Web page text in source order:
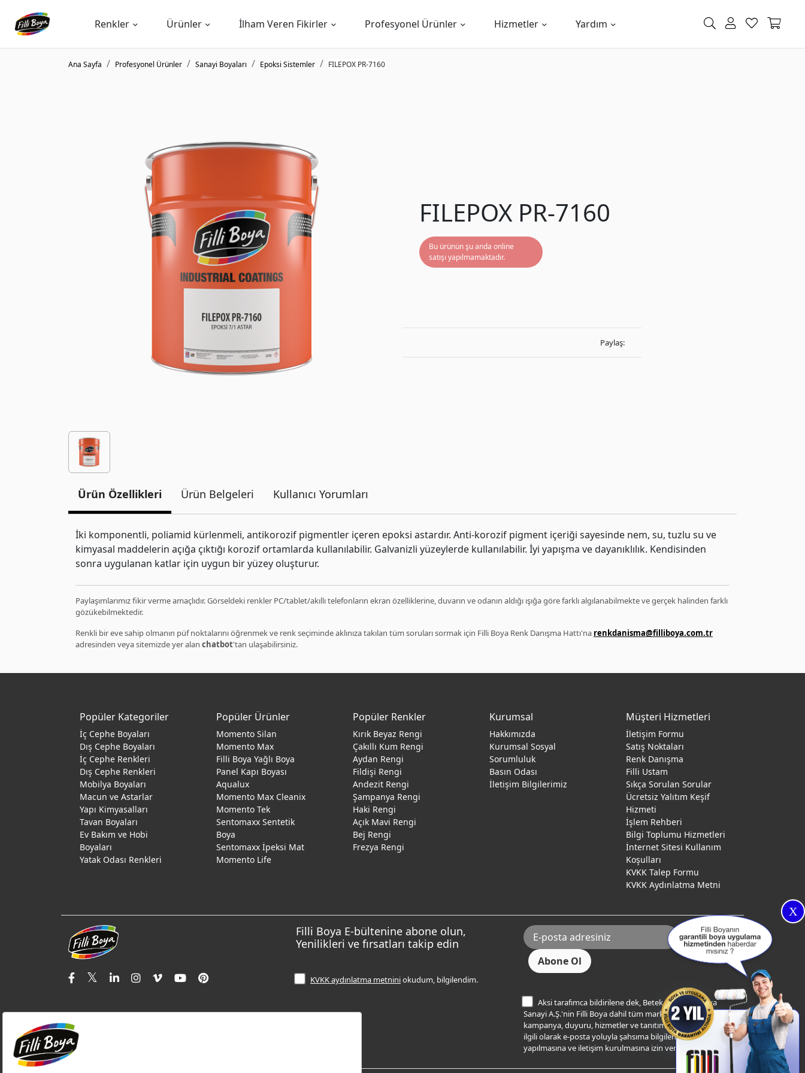
Renkler Ürünler İlham Veren Fikirler Profesyonel Ürünler Hizmetler Yardım
Ana Sayfa Profesyonel Ürünler Sanayi Boyaları Epoksi Sistemler FILEPOX PR-7160
FILEPOX PR-7160
Bu ürünün şu anda online
satışı yapılmamaktadır.
Paylaş:
Ürün Özellikleri Ürün Belgeleri Kullanıcı Yorumları
İki komponentli, poliamid kürlenmeli, antikorozif pigmentler içeren epoksi astardır. Anti-korozif pigment içeriği sayesinde nem, su, tuzlu su ve
kimyasal maddelerin açığa çıktığı korozif ortamlarda kullanılabilir. Galvanizli yüzeylerde kullanılabilir. İyi yapışma ve dayanıklılık. Kendisinden
sonra uygulanan katlar için uygun bir yüzey oluşturur.
Paylaşımlarımız fikir verme amaçlıdır. Görseldeki renkler PC/tablet/akıllı telefonların ekran özelliklerine, duvarın ve odanın aldığı ışığa göre farklı algılanabilmekte ve gerçek halinden farklı
gözükebilmektedir.
Renkli bir eve sahip olmanın püf noktalarını öğrenmek ve renk seçiminde aklınıza takılan tüm soruları sormak için Filli Boya Renk Danışma Hattı'na renkdanisma@filliboya.com.tr
adresinden veya sitemizde yer alan chatbot'tan ulaşabilirsiniz.
X
Popüler Kategoriler
İç Cephe Boyaları
Dış Cephe Boyaları
İç Cephe Renkleri
Dış Cephe Renkleri
Mobilya Boyaları
Macun ve Astarlar
Yapı Kimyasalları
Tavan Boyaları
Ev Bakım ve Hobi
Boyaları
Yatak Odası Renkleri
Popüler Ürünler
Momento Silan
Momento Max
Filli Boya Yağlı Boya
Panel Kapı Boyası
Aqualux
Momento Max Cleanix
Momento Tek
Sentomaxx Sentetik
Boya
Sentomaxx İpeksi Mat
Momento Life
Popüler Renkler
Kırık Beyaz Rengi
Çakıllı Kum Rengi
Aydan Rengi
Fildişi Rengi
Andezit Rengi
Şampanya Rengi
Haki Rengi
Açık Mavi Rengi
Bej Rengi
Frezya Rengi
Kurumsal
Hakkımızda
Kurumsal Sosyal
Sorumluluk
Basın Odası
İletişim Bilgilerimiz
Müşteri Hizmetleri
İletişim Formu
Satış Noktaları
Renk Danışma
Filli Ustam
Sıkça Sorulan Sorular
Ücretsiz Yalıtım Keşif
Hizmeti
İşlem Rehberi
Bilgi Toplumu Hizmetleri
İnternet Sitesi Kullanım
Koşulları
KVKK Talep Formu
KVKK Aydınlatma Metni
Filli Boya E-bültenine abone olun,
Yenilikleri ve fırsatları takip edin
KVKK aydınlatma metniniokudum, bilgilendim.
Aksi tarafımca bildirilene dek, Betek Boya ve Kimya
Sanayi A.Ş.'nin Filli Boya dahil tüm markaları ile ilgili
kampanya, duyuru, hizmetler ve tanıtım faaliyetleri vb. ile
ilgili olarak e-posta yoluyla şahsıma bilgilendirme
yapılmasına ve iletişim kurulmasına izin veriyorum.